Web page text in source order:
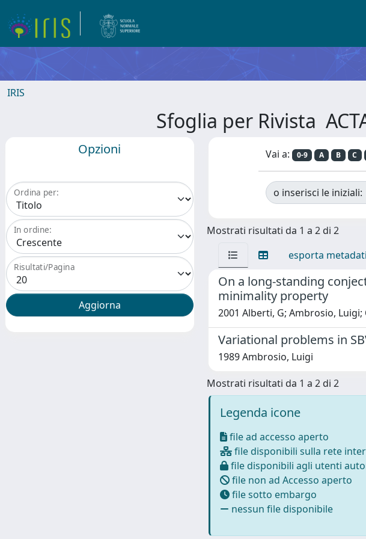
IRIS
Sfoglia per Rivista
Opzioni
Ordina per:
In ordine:
Risultati/Pagina
Vai a: 0-9 A B C
o inserisci le iniziali:
Mostrati risultati da 1 a 2 di 2
esporta metadati
On a long-standing
minimality property
2001 Alberti, G; Ambrosio, Luigi;
Variational problems in
1989 Ambrosio, Luigi
Mostrati risultati da 1 a 2 di 2
Legenda icone
file ad accesso aperto
file disponibili sulla rete
file disponibili agli utenti
file non ad Accesso aperto
file sotto embargo
nessun file disponibile